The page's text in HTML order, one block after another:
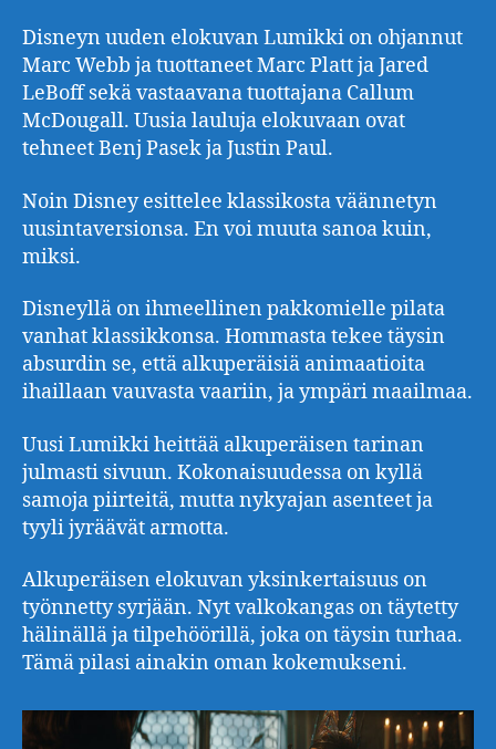
Disneyn uuden elokuvan Lumikki on ohjannut
Marc Webb ja tuottaneet Marc Platt ja Jared
LeBoff sekä vastaavana tuottajana Callum
McDougall. Uusia lauluja elokuvaan ovat
tehneet Benj Pasek ja Justin Paul.
Noin Disney esittelee klassikosta väännetyn
uusintaversionsa. En voi muuta sanoa kuin,
miksi.
Disneyllä on ihmeellinen pakkomielle pilata
vanhat klassikkonsa. Hommasta tekee täysin
absurdin se, että alkuperäisiä animaatioita
ihaillaan vauvasta vaariin, ja ympäri maailmaa.
Uusi Lumikki heittää alkuperäisen tarinan
julmasti sivuun. Kokonaisuudessa on kyllä
samoja piirteitä, mutta nykyajan asenteet ja
tyyli jyräävät armotta.
Alkuperäisen elokuvan yksinkertaisuus on
työnnetty syrjään. Nyt valkokangas on täytetty
hälinällä ja tilpehöörillä, joka on täysin turhaa.
Tämä pilasi ainakin oman kokemukseni.